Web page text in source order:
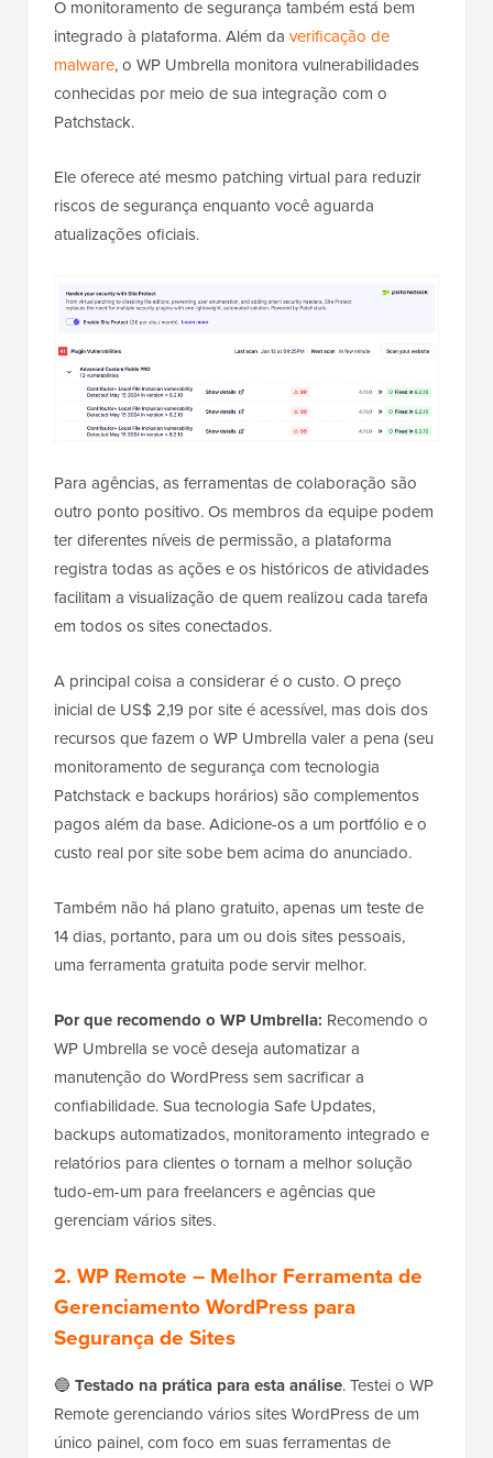
O monitoramento de segurança também está bem
integrado à plataforma. Além da verificação de
malware, o WP Umbrella monitora vulnerabilidades
conhecidas por meio de sua integração com o
Patchstack.
Ele oferece até mesmo patching virtual para reduzir
riscos de segurança enquanto você aguarda
atualizações oficiais.
Para agências, as ferramentas de colaboração são
outro ponto positivo. Os membros da equipe podem
ter diferentes níveis de permissão, a plataforma
registra todas as ações e os históricos de atividades
facilitam a visualização de quem realizou cada tarefa
em todos os sites conectados.
A principal coisa a considerar é o custo. O preço
inicial de US$ 2,19 por site é acessível, mas dois dos
recursos que fazem o WP Umbrella valer a pena (seu
monitoramento de segurança com tecnologia
Patchstack e backups horários) são complementos
pagos além da base. Adicione-os a um portfólio e o
custo real por site sobe bem acima do anunciado.
Também não há plano gratuito, apenas um teste de
14 dias, portanto, para um ou dois sites pessoais,
uma ferramenta gratuita pode servir melhor.
Por que recomendo o WP Umbrella: Recomendo o
WP Umbrella se você deseja automatizar a
manutenção do WordPress sem sacrificar a
confiabilidade. Sua tecnologia Safe Updates,
backups automatizados, monitoramento integrado e
relatórios para clientes o tornam a melhor solução
tudo-em-um para freelancers e agências que
gerenciam vários sites.
2. WP Remote – Melhor Ferramenta de
Gerenciamento WordPress para
Segurança de Sites
🔵 Testado na prática para esta análise. Testei o WP
Remote gerenciando vários sites WordPress de um
único painel, com foco em suas ferramentas de